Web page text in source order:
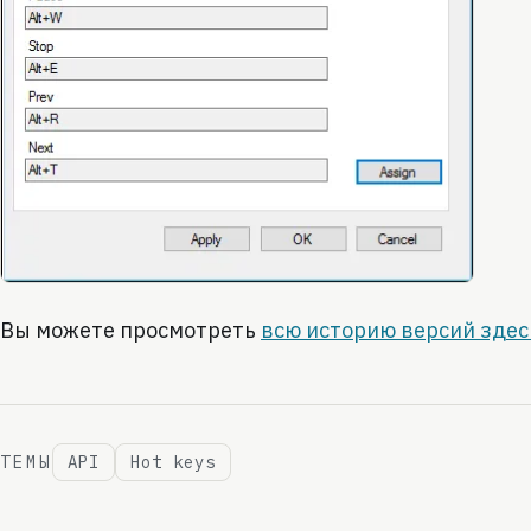
Вы можете просмотреть всю историю версий
ТЕМЫ API Hot keys